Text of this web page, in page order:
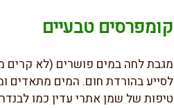
קומפרסים טבעיים
מגבת לחה במים פושרים (לא קרים
לסייע בהורדת חום. המים מתאדים
טיפות של שמן אתרי עדין כמו